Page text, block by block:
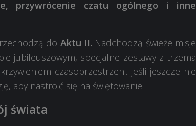
przywrócenie czatu ogólnego i inne
do Aktu II. Nadchodzą świeże misje
jubileuszowym, specjalne zestawy z trzema
czasoprzestrzeni. Jeśli jeszcze nie
aby nastroić się na świętowanie!
świata